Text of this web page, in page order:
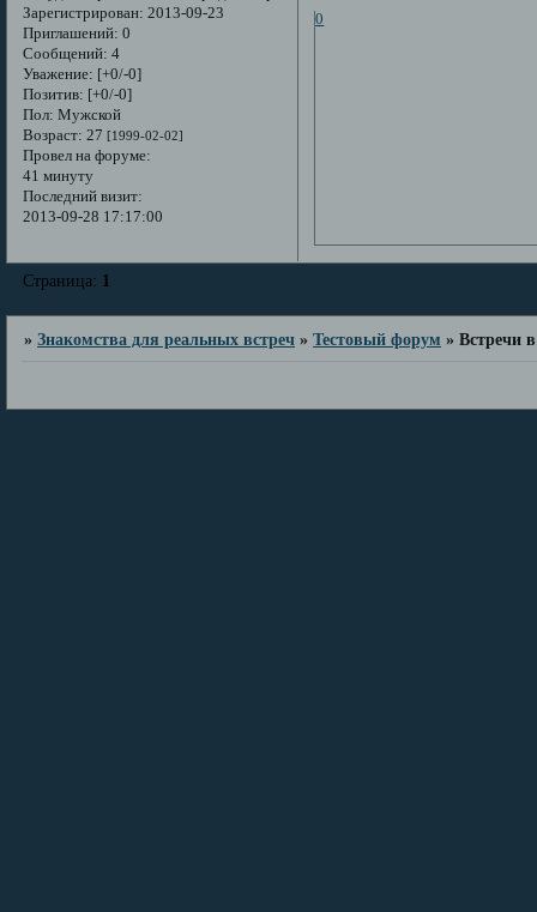
Зарегистрирован: 2013-09-23
Приглашений: 0
Сообщений: 4
Уважение: [+0/-0]
Позитив: [+0/-0]
Пол: Мужской
Возраст: 27 [1999-02-02]
Провел на форуме:
41 минуту
Последний визит:
2013-09-28 17:17:00
0
Страница: 1
»Знакомства для реальных встреч »Тестовый форум »Встречи